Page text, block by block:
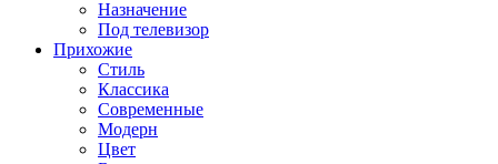
Назначение
Под телевизор
Прихожие
Стиль
Классика
Современные
Модерн
Цвет